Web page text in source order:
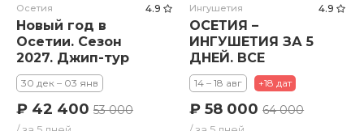
Осетия 4.9
Новый год в
Осетии. Сезон
2027. Джип-тур
30 дек – 03 янв
₽ 42 400 53 000
Ингушетия 4.9
ОСЕТИЯ –
ИНГУШЕТИЯ ЗА 5
ДНЕЙ. ВСЕ
ВКЛЮЧЕНО: ГОРЫ,
КУХНЯ И ТАНЦЫ!
14 – 18 авг +18 дат
₽ 58 00064 000